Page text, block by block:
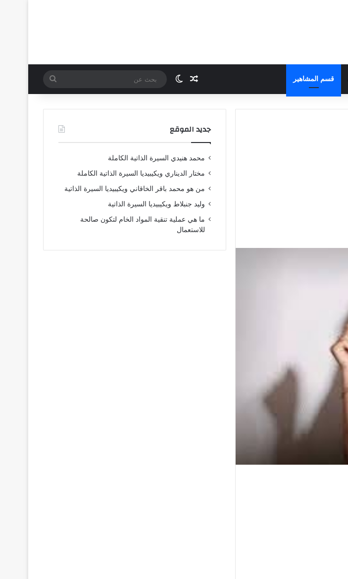
قسم المشاهير مقال عشوائي
الوضع المظلم
بحث
عن
جديد الموقع
محمد هنيدي السيرة الذاتية الكاملة
مختار الديناري ويكيبيديا السيرة الذاتية الكاملة
من هو محمد باقر الخاقاني ويكيبيديا السيرة الذاتية
وليد جنبلاط ويكيبيديا السيرة الذاتية
ما هي عملية تنقية المواد الخام لتكون صالحة
للاستعمال